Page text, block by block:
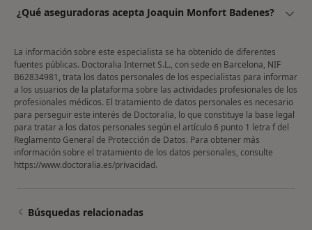
¿Qué aseguradoras acepta Joaquin Monfort Badenes?
La información sobre este especialista se ha obtenido de diferentes
fuentes públicas. Doctoralia Internet S.L., con sede en Barcelona, NIF
B62834981, trata los datos personales de los especialistas para informar
a los usuarios de la plataforma sobre las actividades profesionales de los
profesionales médicos. El tratamiento de datos personales es necesario
para perseguir este interés de Doctoralia, lo que constituye la base legal
para tratar a los datos personales según el artículo 6 punto 1 letra f del
Reglamento General de Protección de Datos. Para obtener más
información sobre el tratamiento de los datos personales, consulte
https://www.doctoralia.es/privacidad.
Búsquedas relacionadas